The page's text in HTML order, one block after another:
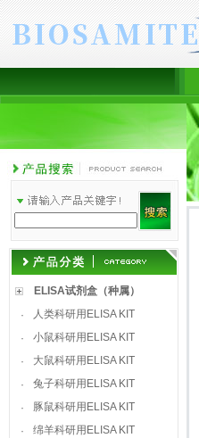
ELISA试剂盒（种属）
·
人类科研用ELISA KIT
·
小鼠科研用ELISA KIT
·
大鼠科研用ELISA KIT
·
兔子科研用ELISA KIT
·
豚鼠科研用ELISA KIT
·
绵羊科研用ELISA KIT